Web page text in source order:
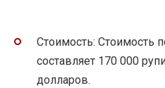
Стоимость: Стоимость
составляет 170 000
долларов.